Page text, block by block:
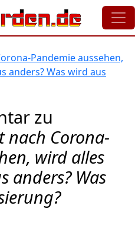
Pandemie aussehen,
anders? Was wird aus
zu
nach Corona-
wird alles
anders? Was